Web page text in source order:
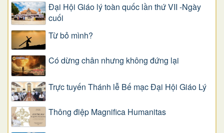
Đại Hội Giáo lý toàn quốc lần thứ VII -Ngày
cuối
Từ bỏ mình?
Có dừng chân nhưng không đứng lại
Trực tuyến Thánh lễ Bế mạc Đại Hội Giáo Lý
Thông điệp Magnifica Humanitas